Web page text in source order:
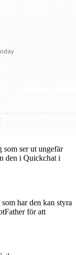
som ser ut ungefär
den i Quickchat i
har den kan styra
för att